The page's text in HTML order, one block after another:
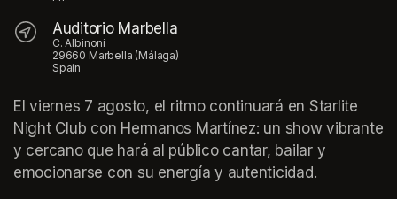
Auditorio Marbella
C. Albinoni
29660 Marbella (Málaga)
Spain
El viernes 7 agosto, el ritmo continuará en Starlite
Night Club con Hermanos Martínez: un show vibrante
y cercano que hará al público cantar, bailar y
emocionarse con su energía y autenticidad.